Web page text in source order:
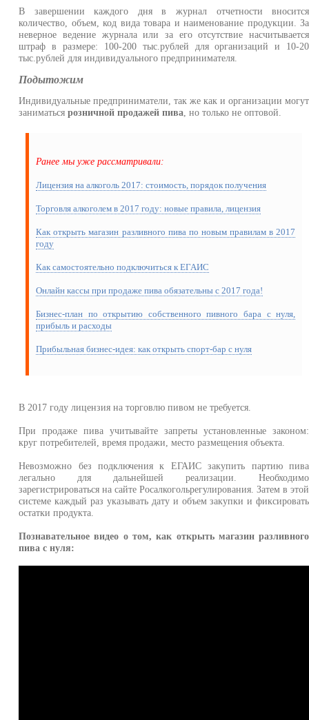
В завершении каждого дня в журнал отчетности вносится
количество, объем, код вида товара и наименование продукции. За
неверное ведение журнала или за его отсутствие насчитывается
штраф в размере: 100-200 тыс.рублей для организаций и 10-20
тыс.рублей для индивидуального предпринимателя.
Подытожим
Индивидуальные предприниматели, так же как и организации могут
заниматьсярозничной продажей пива , но только не оптовой.
Ранее мы уже рассматривали:
Лицензия на алкоголь 2017: стоимость, порядок получения
Торговля алкоголем в 2017 году: новые правила, лицензия
Как открыть магазин разливного пива по новым правилам в 2017
году
Как самостоятельно подключиться к ЕГАИС
Онлайн кассы при продаже пива обязательны с 2017 года!
Бизнес-план по открытию собственного пивного бара с нуля,
прибыль и расходы
Прибыльная бизнес-идея: как открыть спорт-бар с нуля
В 2017 году лицензия на торговлю пивом не требуется.
При продаже пива учитывайте запреты установленные законом:
круг потребителей, время продажи, место размещения объекта.
Невозможно без подключения к ЕГАИС закупить партию пива
легально для дальнейшей реализации. Необходимо
зарегистрироваться на сайте Росалкогольрегулирования. Затем в этой
системе каждый раз указывать дату и объем закупки и фиксировать
остатки продукта.
Познавательное видео о том, как открыть магазин разливного
пива с нуля: